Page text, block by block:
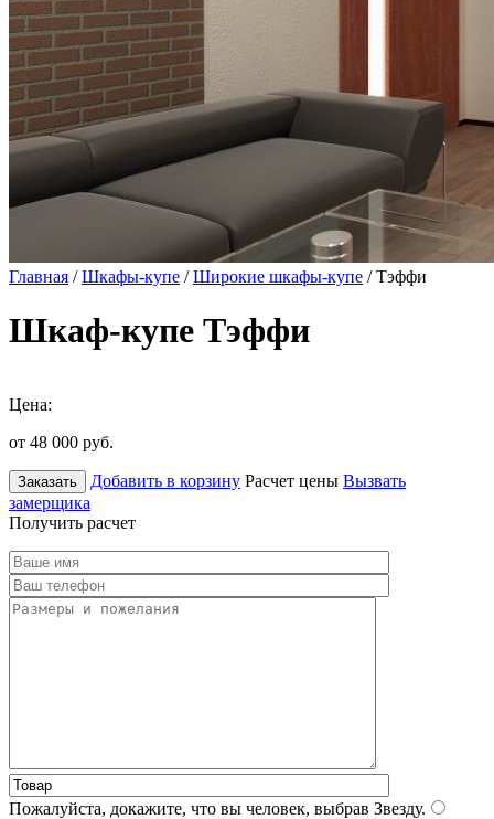
Главная /Шкафы-купе /Широкие шкафы-купе / Тэффи
Шкаф-купе Тэффи
Цена:
от 48 000 руб.
Заказать Добавить в корзину Расчет цены Вызвать
замерщика
Получить расчет
Пожалуйста, докажите, что вы человек, выбрав Звезду.